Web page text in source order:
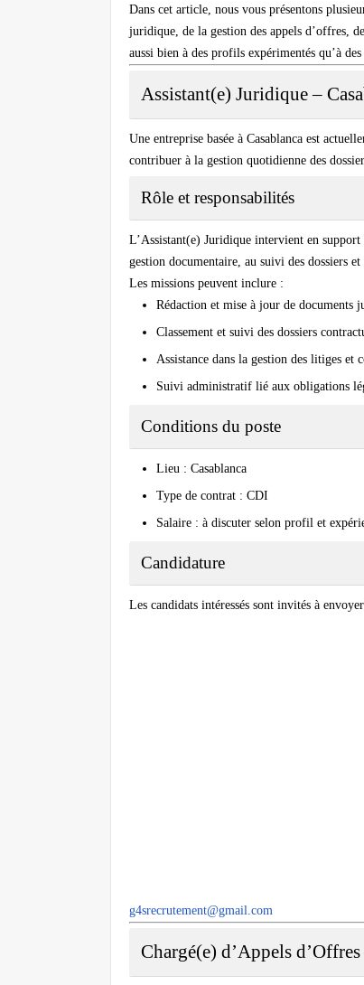
Dans cet article, nous vous présentons
juridique, de la gestion des appels d’offres,
aussi bien à des profils expérimentés qu’à
Assistant(e) Juridique –
Une entreprise basée à Casablanca est
contribuer à la gestion quotidienne des
Rôle et responsabilités
L’Assistant(e) Juridique intervient en
gestion documentaire, au suivi des dossiers
Les missions peuvent inclure :
Rédaction et mise à jour de documents
Classement et suivi des dossiers
Assistance dans la gestion des litiges et
Suivi administratif lié aux obligations
Conditions du poste
Lieu : Casablanca
Type de contrat : CDI
Salaire : à discuter selon profil et
Candidature
Les candidats intéressés sont invités à
g4srecrutement@gmail.com
Chargé(e) d’Appels